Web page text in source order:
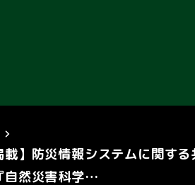
載】防災情報システムに関す
自然災害科学…